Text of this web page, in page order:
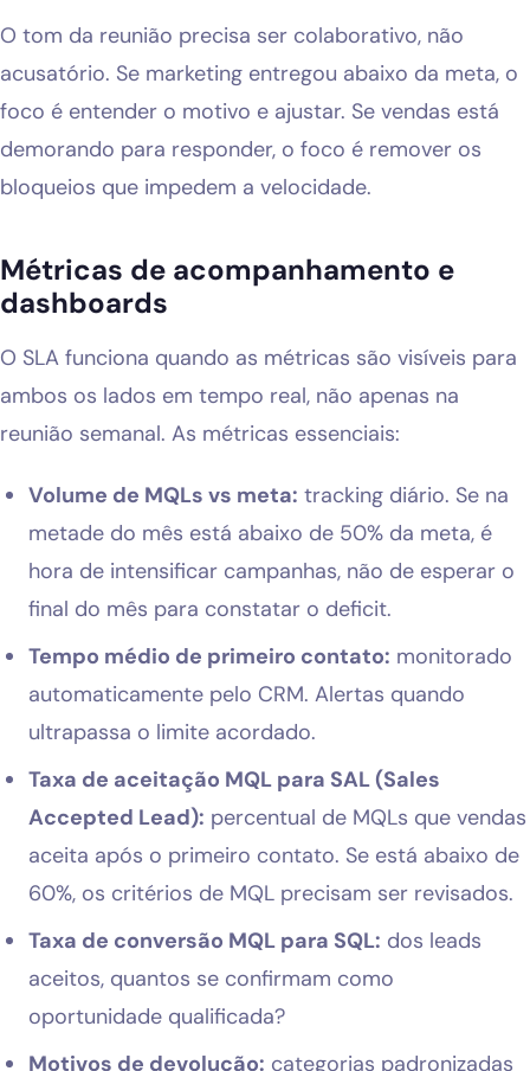
O tom da reunião precisa ser colaborativo, não
acusatório. Se marketing entregou abaixo da meta, o
foco é entender o motivo e ajustar. Se vendas está
demorando para responder, o foco é remover os
bloqueios que impedem a velocidade.
Métricas de acompanhamento e
dashboards
O SLA funciona quando as métricas são visíveis para
ambos os lados em tempo real, não apenas na
reunião semanal. As métricas essenciais:
Volume de MQLs vs meta: tracking diário. Se na
metade do mês está abaixo de 50% da meta, é
hora de intensificar campanhas, não de esperar o
final do mês para constatar o deficit.
Tempo médio de primeiro contato: monitorado
automaticamente pelo CRM. Alertas quando
ultrapassa o limite acordado.
Taxa de aceitação MQL para SAL (Sales
Accepted Lead): percentual de MQLs que vendas
aceita após o primeiro contato. Se está abaixo de
60%, os critérios de MQL precisam ser revisados.
Taxa de conversão MQL para SQL: dos leads
aceitos, quantos se confirmam como
oportunidade qualificada?
Motivos de devolução: categorias padronizadas